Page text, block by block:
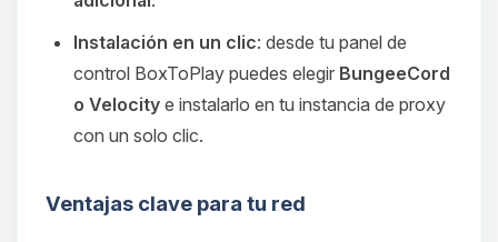
Instalación en un clic: desde tu panel de
control BoxToPlay puedes elegir BungeeCord
o Velocity e instalarlo en tu instancia de proxy
con un solo clic.
Ventajas clave para tu red